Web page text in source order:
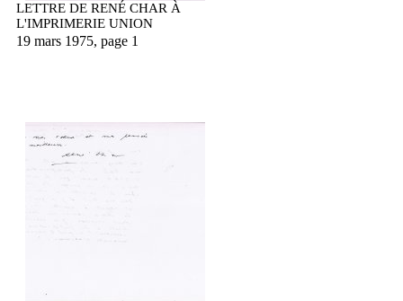
LETTRE DE RENÉ CHAR À
L'IMPRIMERIE UNION
19 mars 1975, page 1